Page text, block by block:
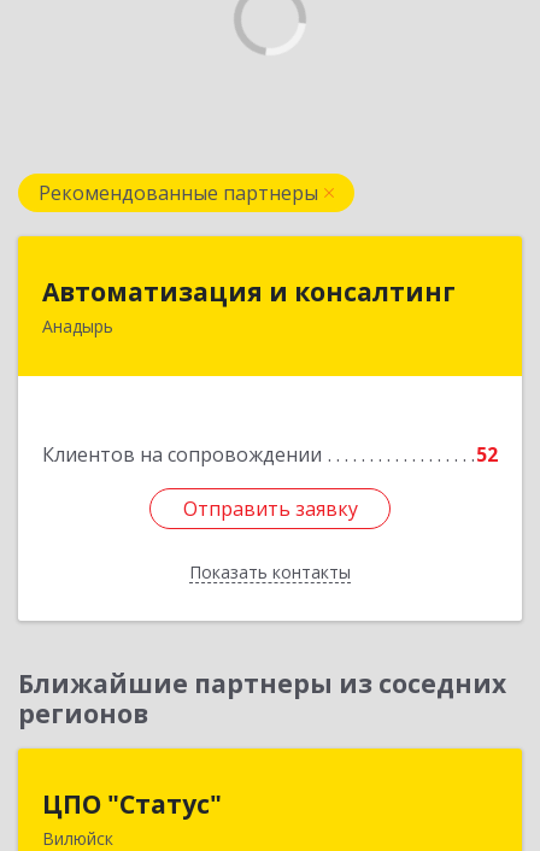
Рекомендованные партнеры
Автоматизация и консалтинг
Анадырь
Клиентов на сопровождении 52
Отправить заявку
Показать контакты
689000, Чукотский АО, Анадырь г, Мира ул, дом
Отправить заявку
Назад
Ближайшие партнеры из соседних
регионов
ЦПО "Статус"
Вилюйск
677000, Саха /Якутия/ Респ, Якутск г, Ленина пр-